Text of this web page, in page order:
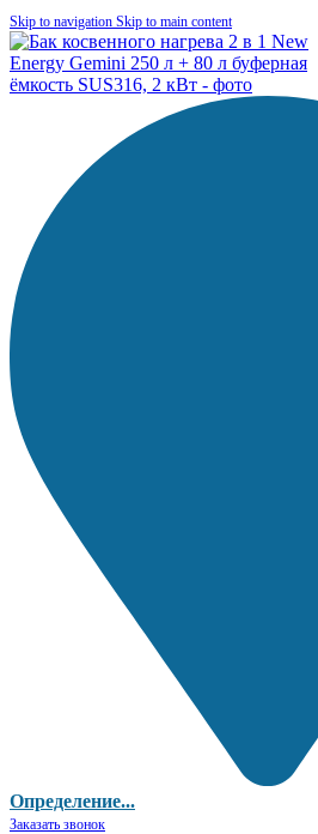
Skip to navigation Skip to main content
Определение...
Заказать звонок